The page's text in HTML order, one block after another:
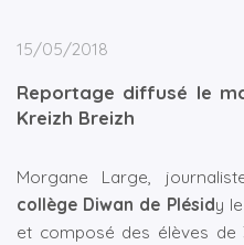
15/05/2018
Reportage diffusé le
Kreizh Breizh
Morgane Large,
collège Diwan de Plésidy
et composé des élèves